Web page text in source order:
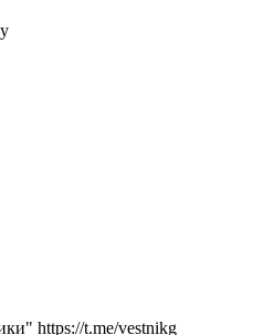
https://t.me/vestnikg